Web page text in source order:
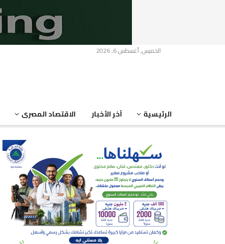
الخميس, أغسطس 6, 2026
الرئيسية آخر الأخبار الاقتصاد المصرى